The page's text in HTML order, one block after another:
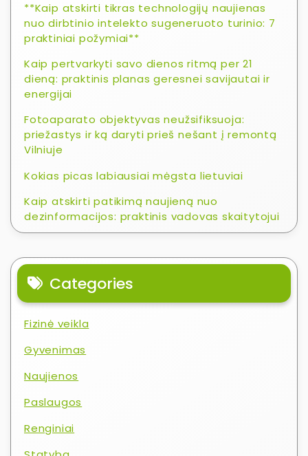
**Kaip atskirti tikras technologijų naujienas
nuo dirbtinio intelekto sugeneruoto turinio: 7
praktiniai požymiai**
Kaip pertvarkyti savo dienos ritmą per 21
dieną: praktinis planas geresnei savijautai ir
energijai
Fotoaparato objektyvas neužsifiksuoja:
priežastys ir ką daryti prieš nešant į remontą
Vilniuje
Kokias picas labiausiai mėgsta lietuviai
Kaip atskirti patikimą naujieną nuo
dezinformacijos: praktinis vadovas skaitytojui
Categories
Fizinė veikla
Gyvenimas
Naujienos
Paslaugos
Renginiai